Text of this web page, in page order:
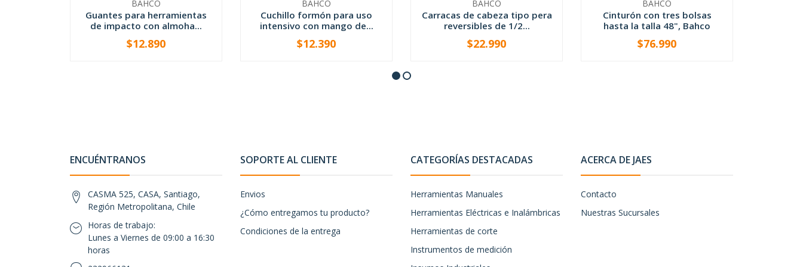
BAHCO
Guantes para herramientas
de impacto con almoha...
+
$12.890
BAHCO
Cuchillo formón para uso
intensivo con mango de...
+
$12.390
BAHCO
Carracas de cabeza tipo pera
reversibles de 1/2...
+
$22.990
BAHCO
Cinturón con tres bolsas
hasta la talla 48", Bahco
+
$76.990
ENCUÉNTRANOS
CASMA 525, CASA, Santiago,
Región Metropolitana, Chile
Horas de trabajo:
Lunes a Viernes de 09:00 a 16:30
horas
SOPORTE AL CLIENTE
Envios
¿Cómo entregamos tu producto?
Condiciones de la entrega
CATEGORÍAS DESTACADAS
Herramientas Manuales
Herramientas Eléctricas e Inalámbricas
Herramientas de corte
Instrumentos de medición
ACERCA DE JAES
Contacto
Nuestras Sucursales